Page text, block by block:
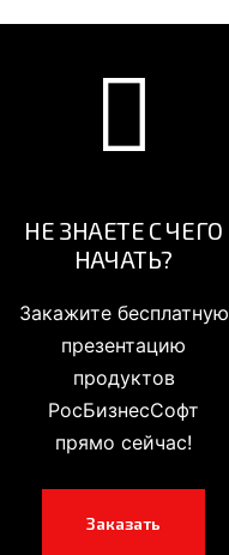
НЕ ЗНАЕТЕ С ЧЕГО
НАЧАТЬ?
Закажите бесплатную
презентацию
продуктов
РосБизнесСофт
прямо сейчас!
Заказать